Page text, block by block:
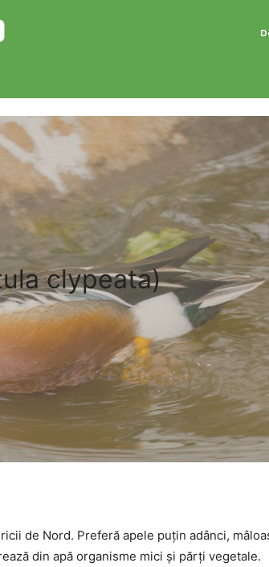
clypeata)
de Nord. Preferă apele puțin adânci,
din apă organisme mici și părți vegetale.